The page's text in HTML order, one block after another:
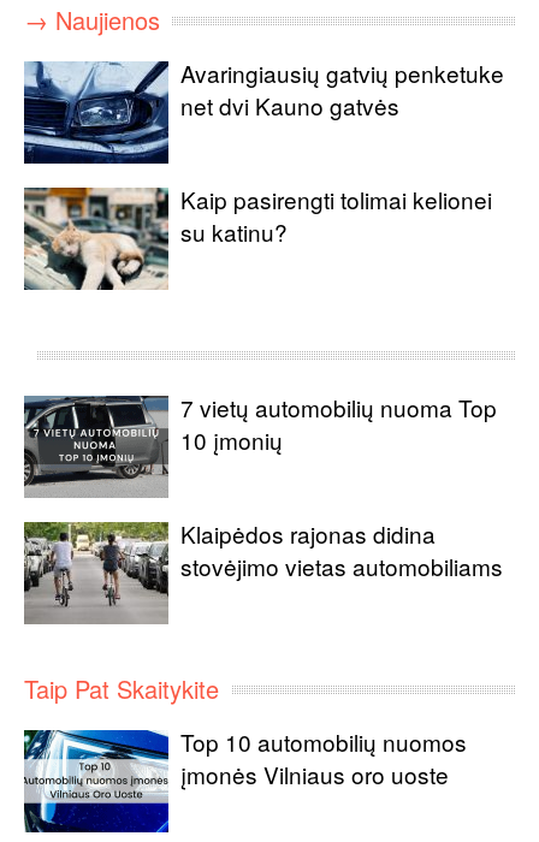
→ Naujienos
Avaringiausių gatvių penketuke
net dvi Kauno gatvės
Kaip pasirengti tolimai kelionei
su katinu?
7 vietų automobilių nuoma Top
10 įmonių
Klaipėdos rajonas didina
stovėjimo vietas automobiliams
Taip Pat Skaitykite
Top 10 automobilių nuomos
įmonės Vilniaus oro uoste